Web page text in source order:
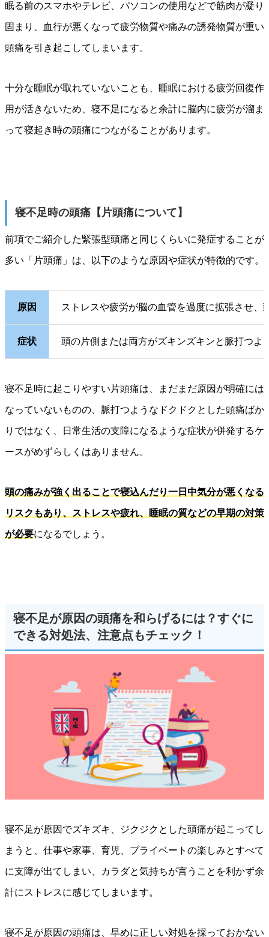
眠る前のスマホやテレビ、パソコンの使用などで筋肉が凝り
固まり、血行が悪くなって疲労物質や痛みの誘発物質が重い
頭痛を引き起こしてしまいます。
十分な睡眠が取れていないことも、睡眠における疲労回復作
用が活きないため、寝不足になると余計に脳内に疲労が溜ま
って寝起き時の頭痛につながることがあります。
寝不足時の頭痛【片頭痛について】
前項でご紹介した緊張型頭痛と同じくらいに発症することが
多い「片頭痛」は、以下のような原因や症状が特徴的です。
原因 ストレスや疲労が脳の血管を過度に拡張させ、
症状 頭の片側または両方がズキンズキンと脈打つ
寝不足時に起こりやすい片頭痛は、まだまだ原因が明確には
なっていないものの、脈打つようなドクドクとした頭痛ばか
りではなく、日常生活の支障になるような症状が併発するケ
ースがめずらしくはありません。
頭の痛みが強く出ることで寝込んだり一日中気分が悪くなる
リスクもあり、ストレスや疲れ、睡眠の質などの早期の対策
が必要になるでしょう。
寝不足が原因の頭痛を和らげるには？すぐに
できる対処法、注意点もチェック！
寝不足が原因でズキズキ、ジクジクとした頭痛が起こってし
まうと、仕事や家事、育児、プライベートの楽しみとすべて
に支障が出てしまい、カラダと気持ちが言うことを利かず余
計にストレスに感じてしまいます。
寝不足が原因の頭痛は、早めに正しい対処を採っておかない